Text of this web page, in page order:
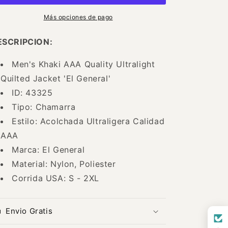
AAA
Hombre
General&#39;
ID:
43325
AAA
Caqui
Hombre
General&#39;
-
ID:
43325
Más opciones de pago
Men's Khaki AAA Quality Ultralight
Quilted Jacket 'El General'
ID: 43325
Tipo: Chamarra
Estilo: Acolchada Ultraligera Calidad
AAA
Marca: El General
Material: Nylon, Poliester
Corrida USA: S - 2XL
Envio Gratis